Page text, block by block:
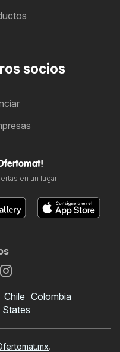
socios
en un lugar
Chile Colombia
States
.